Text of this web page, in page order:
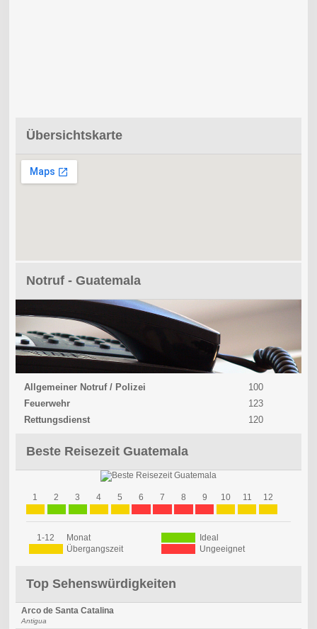
Übersichtskarte
Notruf - Guatemala
Allgemeiner Notruf / Polizei
100
Feuerwehr
123
Rettungsdienst
120
Beste Reisezeit Guatemala
1 2 3 4 5 6 7 8 9 10 11 12
1-12 Monat
Ideal
Übergangszeit
Ungeeignet
Top Sehenswürdigkeiten
Arco de Santa Catalina
Antigua